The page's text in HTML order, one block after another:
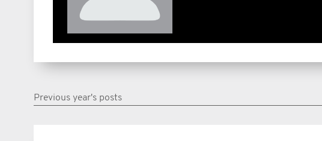
Previous year's posts